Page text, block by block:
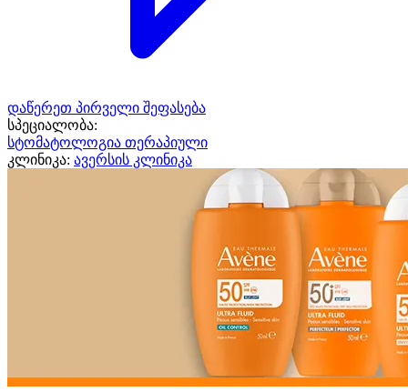
დაწერეთ პირველი შეფასება
სპეციალობა:
სტომატოლოგია თერაპიული
კლინიკა: ავერსის კლინიკა